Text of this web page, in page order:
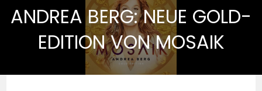
ANDREA BERG: NEUE GOLD-
EDITION VON MOSAIK